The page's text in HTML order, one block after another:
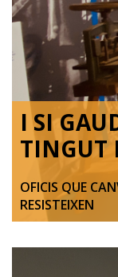
I SI
TINGUT
OFICIS QUE
RESISTEIXEN